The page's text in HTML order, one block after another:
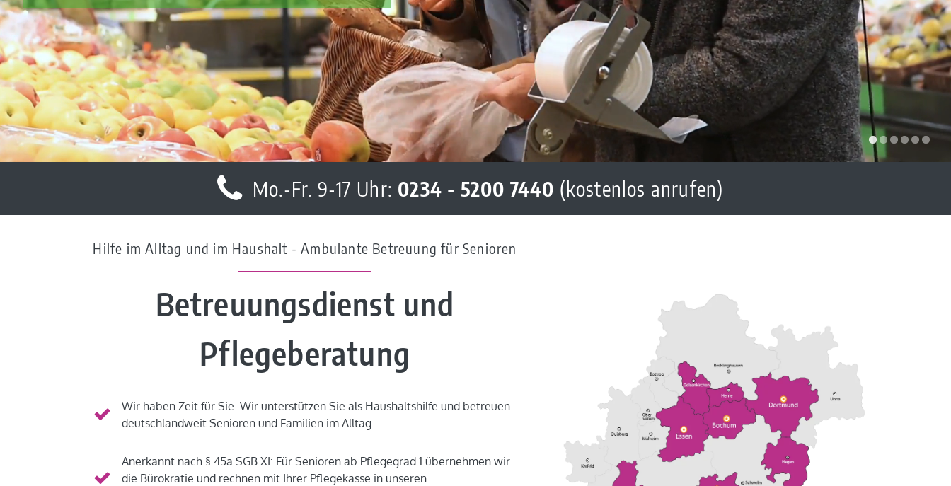
Mo.-Fr. 9-17 Uhr: 0234 - 5200 7440 (kostenlos anrufen)
Hilfe im Alltag und im Haushalt - Ambulante Betreuung für Senioren
Betreuungsdienst und
Pflegeberatung
Wir haben Zeit für Sie. Wir unterstützen Sie als Haushaltshilfe und betreuen
deutschlandweit Senioren und Familien im Alltag
Anerkannt nach § 45a SGB XI: Für Senioren ab Pflegegrad 1 übernehmen wir
die Bürokratie und rechnen mit Ihrer Pflegekasse in unseren